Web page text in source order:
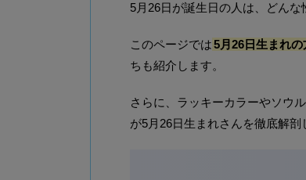
5月26日が誕生日の人は、どん
このページでは5月26日生まれの
ちも紹介します。
さらに、ラッキーカラーやソウ
が5月26日生まれさんを徹底解剖